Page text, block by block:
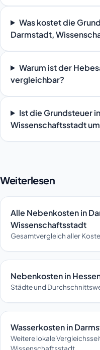
Was kostet die
Darmstadt,
Warum ist der
vergleichbar?
Ist die Grundsteuer
Wissenschaftsstadt
Weiterlesen
Alle Nebenkosten in
Wissenschaftsstadt
Gesamtvergleich aller
Nebenkosten in
Städte und
Wasserkosten in
Weitere lokale